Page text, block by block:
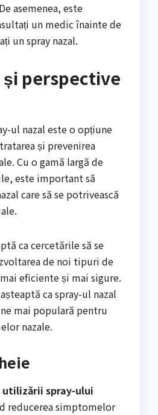
asemenea, este
un medic înainte de
un spray nazal.
perspective
ul nazal este o opțiune
și prevenirea
Cu o gamă largă de
este important să
care să se potrivească
ca cercetările să se
de noi tipuri de
eficiente și mai sigure.
ca spray-ul nazal
mai populară pentru
nazale.
spray-ului
reducerea simptomelor